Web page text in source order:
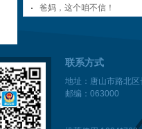
爸妈，这个咱不信！
联系方式
地址：唐山市路北
邮编：063000